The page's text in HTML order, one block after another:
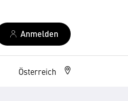
Anmelden
Österreich